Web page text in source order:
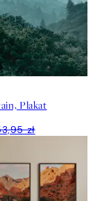
Plakat
zł